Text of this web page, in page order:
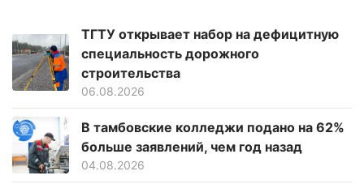
ТГТУ открывает набор на дефицитную
специальность дорожного
строительства
06.08.2026
В тамбовские колледжи подано на 62%
больше заявлений, чем год назад
04.08.2026